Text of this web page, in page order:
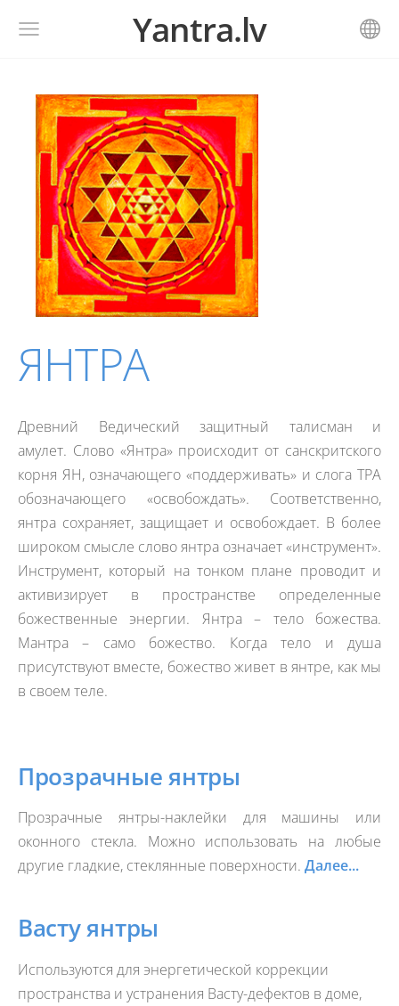
Yantra.lv
ЯНТРА
Древний Ведический защитный талисман и
амулет. Слово «Янтра» происходит от санскритского
корня ЯН, означающего «поддерживать» и слога ТРА
обозначающего «освобождать». Соответственно,
янтра сохраняет, защищает и освобождает. В более
широком смысле слово янтра означает «инструмент».
Инструмент, который на тонком плане проводит и
активизирует в пространстве определенные
божественные энергии. Янтра – тело божества.
Мантра – само божество. Когда тело и душа
присутствуют вместе, божество живет в янтре, как мы
в своем теле.
Прозрачные янтры
Прозрачные янтры-наклейки для машины или
оконного стекла. Можно использовать на любые
другие гладкие, стеклянные поверхности. Далее...
Васту янтры
Используются для энергетической коррекции
пространства и устранения Васту-дефектов в доме,